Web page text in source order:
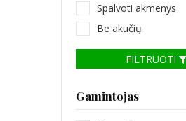
Spalvoti akmenys
Be akučių
FILTRUOTI
Gamintojas